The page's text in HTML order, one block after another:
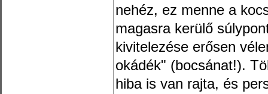
nehéz, ez menne a
magasra kerülő
kivitelezése erősen
okádék" (bocsánat!).
hiba is van rajta, és